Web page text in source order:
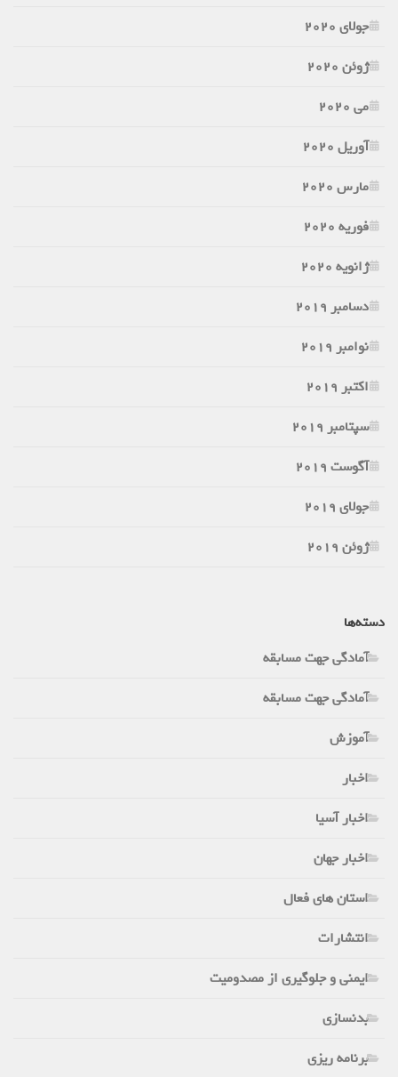
جولای 2020
ژوئن 2020
می 2020
آوریل 2020
مارس 2020
فوریه 2020
ژانویه 2020
دسامبر 2019
نوامبر 2019
اکتبر 2019
سپتامبر 2019
آگوست 2019
جولای 2019
ژوئن 2019
دسته‌ها
آمادگی جهت مسابقه
آمادگی جهت مسابقه
آموزش
اخبار
اخبار آسیا
اخبار جهان
استان های فعال
انتشارات
ایمنی و جلوگیری از مصدومیت
بدنسازی
برنامه ریزی